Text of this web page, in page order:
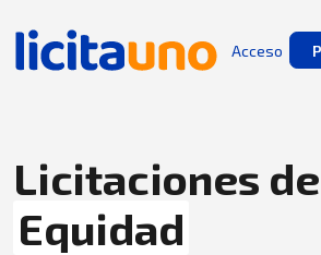
Acceso
Licitaciones de
Equidad